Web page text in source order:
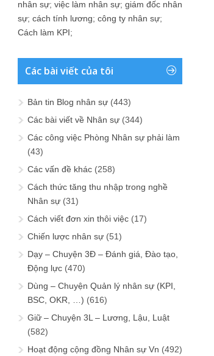
nhân sự; việc làm nhân sự; giám đốc nhân
sự; cách tính lương; công ty nhân sự;
Cách làm KPI;
Các bài viết của tôi
Bản tin Blog nhân sự (443)
Các bài viết về Nhân sự (344)
Các công việc Phòng Nhân sự phải làm
(43)
Các vấn đề khác (258)
Cách thức tăng thu nhập trong nghề
Nhân sự (31)
Cách viết đơn xin thôi việc (17)
Chiến lược nhân sự (51)
Dạy – Chuyện 3Đ – Đánh giá, Đào tạo,
Động lực (470)
Dùng – Chuyện Quản lý nhân sự (KPI,
BSC, OKR, …) (616)
Giữ – Chuyện 3L – Lương, Lậu, Luật
(582)
Hoạt động cộng đồng Nhân sự Vn (492)